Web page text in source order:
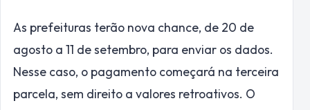
As prefeituras terão nova chance, de 20 de
agosto a 11 de setembro, para enviar os dados.
Nesse caso, o pagamento começará na terceira
parcela, sem direito a valores retroativos. O